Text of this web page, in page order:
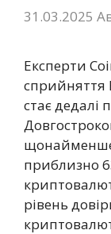
31.03.2025
Експерти
сприйняття
стає дедалі
приблизно
рівень